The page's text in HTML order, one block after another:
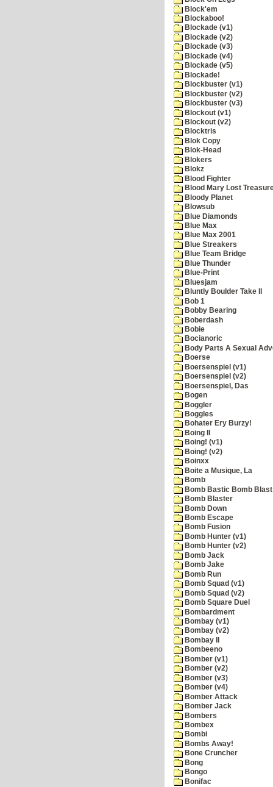
Block'em
Blockaboo!
Blockade (v1)
Blockade (v2)
Blockade (v3)
Blockade (v4)
Blockade (v5)
Blockade!
Blockbuster (v1)
Blockbuster (v2)
Blockbuster (v3)
Blockout (v1)
Blockout (v2)
Blocktris
Blok Copy
Blok-Head
Blokers
Blokz
Blood Fighter
Blood Mary Lost
Bloody Planet
Blowsub
Blue Diamonds
Blue Max
Blue Max 2001
Blue Streakers
Blue Team Bridge
Blue Thunder
Blue-Print
Bluesjam
Bluntly Boulder Take II
Bob 1
Bobby Bearing
Boberdash
Bobie
Bocianoric
Body Parts A Sexual
Boerse
Boersenspiel (v1)
Boersenspiel (v2)
Boersenspiel, Das
Bogen
Boggler
Boggles
Bohater Ery Burzy!
Boing II
Boing! (v1)
Boing! (v2)
Boinxx
Boite a Musique, La
Bomb
Bomb Bastic Bomb
Bomb Blaster
Bomb Down
Bomb Escape
Bomb Fusion
Bomb Hunter (v1)
Bomb Hunter (v2)
Bomb Jack
Bomb Jake
Bomb Run
Bomb Squad (v1)
Bomb Squad (v2)
Bomb Square Duel
Bombardment
Bombay (v1)
Bombay (v2)
Bombay II
Bombeeno
Bomber (v1)
Bomber (v2)
Bomber (v3)
Bomber (v4)
Bomber Attack
Bomber Jack
Bombers
Bombex
Bombi
Bombs Away!
Bone Cruncher
Bong
Bongo
Bonifac